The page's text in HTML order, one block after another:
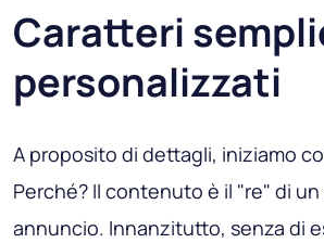
Caratteri
personalizzati
A proposito di dettagli, iniziamo
Perché? Il contenuto è il "re" di
annuncio. Innanzitutto, senza di